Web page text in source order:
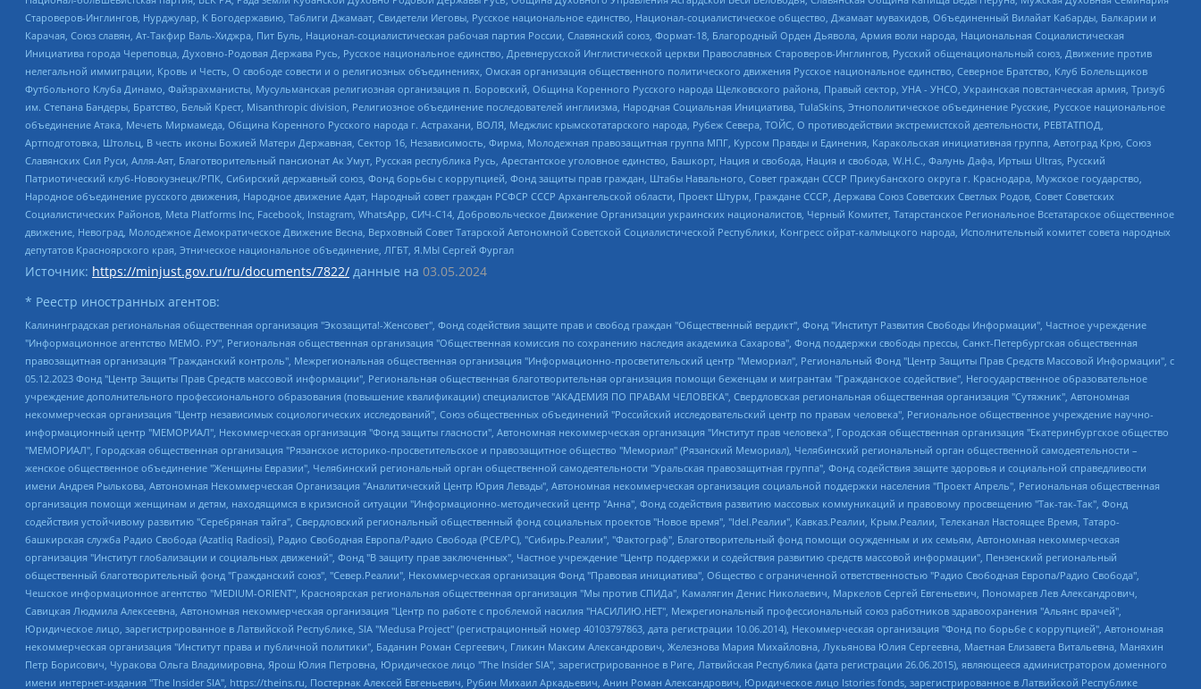
Староверов-Инглингов, Нурджулар, К Богодержавию, Таблиги Джамаат, Свидетели Иеговы, Русское национальное единство, Национал-социалистическое общество, Джамаат мувахидов, Объединенный Вилайат Кабарды, Балкарии и
Карачая, Союз славян, Ат-Такфир Валь-Хиджра, Пит Буль, Национал-социалистическая рабочая партия России, Славянский союз, Формат-18, Благородный Орден Дьявола, Армия воли народа, Национальная Социалистическая
Инициатива города Череповца, Духовно-Родовая Держава Русь, Русское национальное единство, Древнерусской Инглистической церкви Православных Староверов-Инглингов, Русский общенациональный союз, Движение против
нелегальной иммиграции, Кровь и Честь, О свободе совести и о религиозных объединениях, Омская организация общественного политического движения Русское национальное единство, Северное Братство, Клуб Болельщиков
Футбольного Клуба Динамо, Файзрахманисты, Мусульманская религиозная организация п. Боровский, Община Коренного Русского народа Щелковского района, Правый сектор, УНА - УНСО, Украинская повстанческая армия, Тризуб
им. Степана Бандеры, Братство, Белый Крест, Misanthropic division, Религиозное объединение последователей инглиизма, Народная Социальная Инициатива, TulaSkins, Этнополитическое объединение Русские, Русское национальное
объединение Атака, Мечеть Мирмамеда, Община Коренного Русского народа г. Астрахани, ВОЛЯ, Меджлис крымскотатарского народа, Рубеж Севера, ТОЙС, О противодействии экстремистской деятельности, РЕВТАТПОД,
Артподготовка, Штольц, В честь иконы Божией Матери Державная, Сектор 16, Независимость, Фирма, Молодежная правозащитная группа МПГ, Курсом Правды и Единения, Каракольская инициативная группа, Автоград Крю, Союз
Славянских Сил Руси, Алля-Аят, Благотворительный пансионат Ак Умут, Русская республика Русь, Арестантское уголовное единство, Башкорт, Нация и свобода, Нация и свобода, W.H.С., Фалунь Дафа, Иртыш Ultras, Русский
Патриотический клуб-Новокузнецк/РПК, Сибирский державный союз, Фонд борьбы с коррупцией, Фонд защиты прав граждан, Штабы Навального, Совет граждан СССР Прикубанского округа г. Краснодара, Мужское государство,
Народное объединение русского движения, Народное движение Адат, Народный совет граждан РСФСР СССР Архангельской области, Проект Штурм, Граждане СССР, Держава Союз Советских Светлых Родов, Совет Советских
Социалистических Районов, Meta Platforms Inc, Facebook, Instagram, WhatsApp, СИЧ-С14, Добровольческое Движение Организации украинских националистов, Черный Комитет, Татарстанское Региональное Всетатарское общественное
движение, Невоград, Молодежное Демократическое Движение Весна, Верховный Совет Татарской Автономной Советской Социалистической Республики, Конгресс ойрат-калмыцкого народа, Исполнительный комитет совета народных
депутатов Красноярского края, Этническое национальное объединение, ЛГБТ, Я.МЫ Сергей Фургал
Источник: https://minjust.gov.ru/ru/documents/7822/ данные на 03.05.2024
* Реестр иностранных агентов:
Калининградская региональная общественная организация "Экозащита!-Женсовет", Фонд содействия защите прав и свобод граждан "Общественный вердикт", Фонд "Институт Развития Свободы Информации", Частное учреждение "Информационное агентство МЕМО. РУ", Региональная общественная организация "Общественная комиссия по сохранению наследия академика Сахарова", Фонд поддержки свободы прессы, Санкт-Петербургская общественная правозащитная организация "Гражданский контроль", Межрегиональная общественная организация "Информационно-просветительский центр "Мемориал", Региональный Фонд "Центр Защиты Прав Средств Массовой Информации", с 05.12.2023 Фонд "Центр Защиты Прав Средств массовой информации", Региональная общественная благотворительная организация помощи беженцам и мигрантам "Гражданское содействие", Негосударственное образовательное учреждение дополнительного профессионального образования (повышение квалификации) специалистов "АКАДЕМИЯ ПО ПРАВАМ ЧЕЛОВЕКА", Свердловская региональная общественная организация "Сутяжник", Автономная некоммерческая организация "Центр независимых социологических исследований", Союз общественных объединений "Российский исследовательский центр по правам человека", Региональное общественное учреждение научно-информационный центр "МЕМОРИАЛ", Некоммерческая организация "Фонд защиты гласности", Автономная некоммерческая организация "Институт прав человека", Городская общественная организация "Екатеринбургское общество "МЕМОРИАЛ", Городская общественная организация "Рязанское историко-просветительское и правозащитное общество "Мемориал" (Рязанский Мемориал), Челябинский региональный орган общественной самодеятельности – женское общественное объединение "Женщины Евразии", Челябинский региональный орган общественной самодеятельности "Уральская правозащитная группа", Фонд содействия защите здоровья и социальной справедливости имени Андрея Рылькова, Автономная Некоммерческая Организация "Аналитический Центр Юрия Левады", Автономная некоммерческая организация социальной поддержки населения "Проект Апрель", Региональная общественная организация помощи женщинам и детям, находящимся в кризисной ситуации "Информационно-методический центр "Анна", Фонд содействия развитию массовых коммуникаций и правовому просвещению "Так-так-Так", Фонд содействия устойчивому развитию "Серебряная тайга", Свердловский региональный общественный фонд социальных проектов "Новое время", "Idel.Реалии", Кавказ.Реалии, Крым.Реалии, Телеканал Настоящее Время, Татаро-башкирская служба Радио Свобода (Azatliq Radiosi), Радио Свободная Европа/Радио Свобода (PCE/PC), "Сибирь.Реалии", "Фактограф", Благотворительный фонд помощи осужденным и их семьям, Автономная некоммерческая организация "Институт глобализации и социальных движений", Фонд "В защиту прав заключенных", Частное учреждение "Центр поддержки и содействия развитию средств массовой информации", Пензенский региональный общественный благотворительный фонд "Гражданский союз", "Север.Реалии", Некоммерческая организация Фонд "Правовая инициатива", Общество с ограниченной ответственностью "Радио Свободная Европа/Радио Свобода", Чешское информационное агентство "MEDIUM-ORIENT", Красноярская региональная общественная организация "Мы против СПИДа", Камалягин Денис Николаевич, Маркелов Сергей Евгеньевич, Пономарев Лев Александрович, Савицкая Людмила Алексеевна, Автономная некоммерческая организация "Центр по работе с проблемой насилия "НАСИЛИЮ.НЕТ", Межрегиональный профессиональный союз работников здравоохранения "Альянс врачей", Юридическое лицо, зарегистрированное в Латвийской Республике, SIA "Medusa Project" (регистрационный номер 40103797863, дата регистрации 10.06.2014), Некоммерческая организация "Фонд по борьбе с коррупцией", Автономная некоммерческая организация "Институт права и публичной политики", Баданин Роман Сергеевич, Гликин Максим Александрович, Железнова Мария Михайловна, Лукьянова Юлия Сергеевна, Маетная Елизавета Витальевна, Маняхин Петр Борисович, Чуракова Ольга Владимировна, Ярош Юлия Петровна, Юридическое лицо "The Insider SIA", зарегистрированное в Риге, Латвийская Республика (дата регистрации 26.06.2015), являющееся администратором доменного имени интернет-издания "The Insider SIA", https://theins.ru, Постернак Алексей Евгеньевич, Рубин Михаил Аркадьевич, Анин Роман Александрович, Юридическое лицо Istories fonds, зарегистрированное в Латвийской Республике (регистрационный номер 50008295751, дата регистрации 24.02.2020), Великовский Дмитрий Александрович, Долинина Ирина Николаевна, Мароховская Алеся Алексеевна, Шлейнов Роман Юрьевич, Шмагун Олеся Валентиновна, Общество с ограниченной ответственностью "Альтаир 2021", Общество с ограниченной ответственностью "Вега 2021", Общество с ограниченной ответственностью "Главный редактор 2021", Общество с ограниченной ответственностью "Ромашки монолит", Важенков Артем Валерьевич, Ивановская областная общественная организация "Центр гендерных исследований", Гурман Юрий Альбертович, Медиапроект "ОВД-Инфо", Егоров Владимир Владимирович, Жилинский Владимир Александрович, Общество с ограниченной ответственностью "ЗП", Иванова София Юрьевна, Карезина Инна Павловна, Кильтау Екатерина Викторовна, Петров Алексей Викторович, Пискунов Сергей Евгеньевич, Смирнов Сергей Сергеевич, Тихонов Михаил Сергеевич, Общество с ограниченной ответственностью "ЖУРНАЛИСТ-ИНОСТРАННЫЙ АГЕНТ", Арапова Галина Юрьевна, Вольтская Татьяна Анатольевна, Американская компания "Mason G.E.S. Anonymous Foundation" (США), являющаяся владельцем интернет-издания https://mnews.world/, Компания "Stichting Bellingcat", зарегистрированная в Нидерландах (дата регистрации 11.07.2018), Захаров Андрей Вячеславович, Клепиковская Екатерина Дмитриевна, Общество с ограниченной ответственностью "МЕМО", Перл Роман Александрович, Симонов Евгений Алексеевич, Соловьева Елена Анатольевна, Сотников Даниил Владимирович, Сурначева Елизавета Дмитриевна, Автономная некоммерческая организация по защите прав человека и информированию населения "Якутия – Наше Мнение", Общество с ограниченной ответственностью "Москоу диджитал медиа", с 26.01.2023 Общество с ограниченной ответственностью "Чайка Белые сады", Ветошкина Валерия Валерьевна, Заговора Максим Александрович, Межрегиональное общественное движение "Российская ЛГБТ - сеть", Оленичев Максим Владимирович, Павлов Иван Юрьевич, Скворцова Елена Сергеевна, Общество с ограниченной ответственностью "Как бы инагент", Кочетков Игорь Викторович, Общество с ограниченной ответственностью "Честные выборы", Еланчик Олег Александрович, Общество с ограниченной ответственностью "Нобелевский призыв", Гималова Регина Эмилевна, Григорьев Андрей Валерьевич, Григорьева Алина Александровна, Ассоциация по содействию защите прав призывников, альтернативнослужащих и военнослужащих "Правозащитная группа "Гражданин.Армия.Право", Хисамова Регина Фаритовна, Автономная некоммерческая организация по реализации социально-правовых программ "Лилит", Дальневосточное общественное движение "Маяк", Санкт-Петербургская ЛГБТ-инициативная группа "Выход", Инициативная группа ЛГБТ+ "Реверс", Алексеев Андрей Викторович, Бекбулатова Таисия Львовна, Беляев Иван Михайлович, Владыкина Елена Сергеевна, Гельман Марат Александрович, Никульшина Вероника Юрьевна, Толоконникова Надежда Андреевна, Шендерович Виктор Анатольевич, Общество с ограниченной ответственностью "Данное сообщение", Общество с ограниченной ответственностью Издательский дом "Новая глава", Айнбиндер Александра Александровна, Московский комьюнити-центр для ЛГБТ+инициатив, Благотворительный фонд развития филантропии, Deutsche Welle (Германия, Kurt-Schumacher-Strasse 3, 53113 Bonn), Борзунова Мария Михайловна, Воробьев Виктор Викторович, Голубева Анна Львовна, Константинова Алла Михайловна, Малкова Ирина Владимировна, Мурадов Мурад Абдулгалимович, Осетинская Елизавета Николаевна, Понасенков Евгений Николаевич, Ганапольский Матвей Юрьевич, Киселев Евгений Алексеевич, Борухович Ирина Григорьевна, Дремин Иван Тимофеевич, Дубровский Дмитрий Викторович, Красноярская региональная общественная организация поддержки и развития альтернативных образовательных технологий и межкультурных коммуникаций "ИНТЕРРА", Маяковская Екатерина Алексеевна, Фейгин Марк Захарович, Филимонов Андрей Викторович, Дзугкоева Регина Николаевна, Доброхотов Роман Александрович, Дудь Юрий Александрович, Елкин Сергей Владимирович, Кругликов Кирилл Игоревич, Сабунаева Мария Леонидовна, Семенов Алексей Владимирович, Шаинян Карен Багратович, Шульман Екатерина Михайловна, Асафьев Артур Валерьевич, Вахштайн Виктор Семенович, Венедиктов Алексей Алексеевич, Лушникова Екатерина Евгеньевна, Волков Леонид Михайлович, Невзоров Александр Глебович, Пархоменко Сергей Борисович, Сироткин Ярослав Николаевич, Кара-Мурза Владимир Владимирович, Баранова Наталья Владимировна, Гозман Леонид Яковлевич, Кагарлицкий Борис Юльевич, Климарев Михаил Валерьевич, Милов Владимир Станиславович, Автономная некоммерческая организация Краснодарский центр современного искусства "Типография", Моргенштерн Алишер Тагирович, Соболь Любовь Эдуардовна, Общество с ограниченной ответственностью "ЛИЗА НОРМ", Каспаров Гарри Кимович, Ходорковский Михаил Борисович, Общество с ограниченной ответственностью "Апрельские тезисы", Данилович Ирина Брониславовна, Кашин Олег Владимирович, Петров Николай Владимирович, Пивоваров Алексей Владимирович, Соколов Михаил Владимирович, Цветкова Юлия Владимировна, Чичваркин Евгений Александрович, Комитет против пыток/Команда против пыток, Общество с ограниченной ответственностью "Первый научный", Общество с ограниченной ответственностью "Вертолет и ко", Белоцерковская Вероника Борисовна, Кац Максим Евгеньевич, Лазарева Татьяна Юрьевна, Шаведдинов Руслан Табризович, Яшин Илья Валерьевич, Общество с ограниченной ответственностью "Иноагент ААВ", Алешковский Дмитрий Петрович, Альбац Евгения Марковна, Быков Дмитрий Львович, Галямина Юлия Евгеньевна, Лойко Сергей Леонидович, Мартынов Кирилл Константинович, Медведев Сергей Александрович, Крашенинников Федор Геннадиевич, Гордеева Катерина Вл